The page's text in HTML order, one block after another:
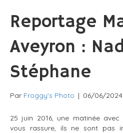
Reportage
Aveyron :
Stéphane
Par Froggy's Photo | 06/06/2024
25 juin 2016, une matinée
vous rassure, ils ne sont pas